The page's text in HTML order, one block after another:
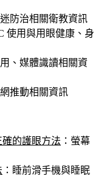
防治相關衛教資訊
使用與用眼健康、身
、媒體識讀相關資
推動相關資訊
的護眼方法 ：螢幕
：睡前滑手機與睡眠